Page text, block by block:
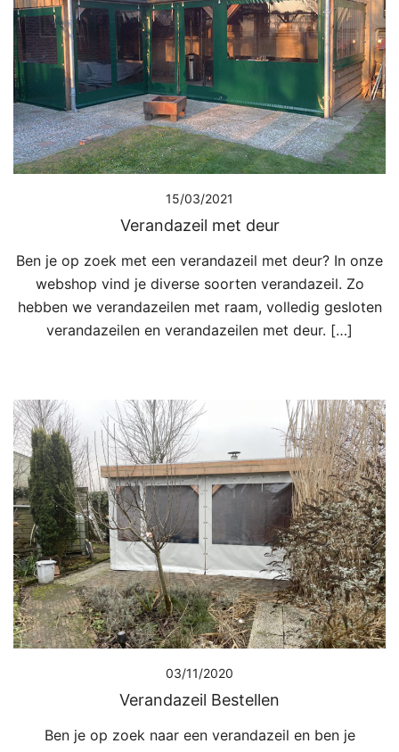
15/03/2021
Verandazeil met deur
Ben je op zoek met een verandazeil met deur? In onze
webshop vind je diverse soorten verandazeil. Zo
hebben we verandazeilen met raam, volledig gesloten
verandazeilen en verandazeilen met deur. […]
03/11/2020
Verandazeil Bestellen
Ben je op zoek naar een verandazeil en ben je